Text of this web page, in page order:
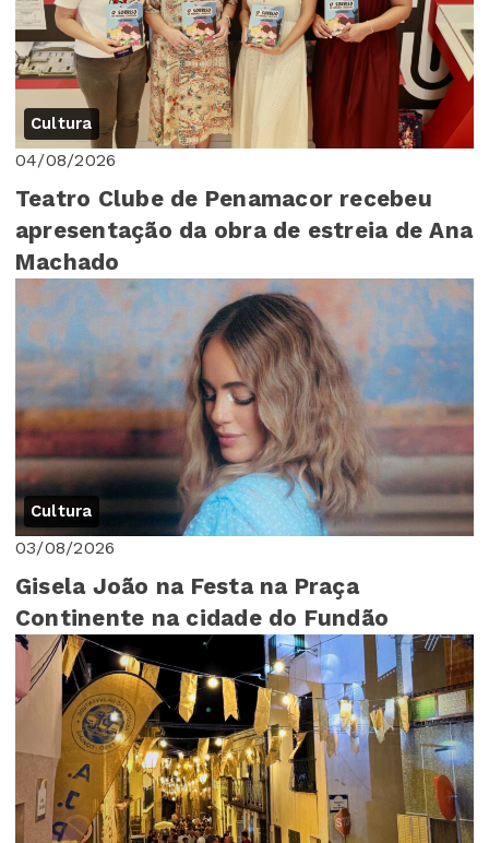
Cultura
04/08/2026
Teatro Clube de Penamacor recebeu
apresentação da obra de estreia de Ana
Machado
Cultura
03/08/2026
Gisela João na Festa na Praça
Continente na cidade do Fundão